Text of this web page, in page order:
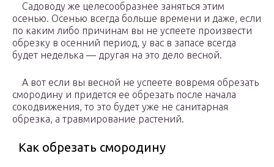
Садоводу же целесообразнее заняться этим
осенью. Осенью всегда больше времени и даже, если
по каким либо причинам вы не успеете произвести
обрезку в осенний период, у вас в запасе всегда
будет неделька — другая на это дело весной.
А вот если вы весной не успеете вовремя обрезать
смородину и придется ее обрезать после начала
сокодвижения, то это будет уже не санитарная
обрезка, а травмирование растений.
Как обрезать смородину